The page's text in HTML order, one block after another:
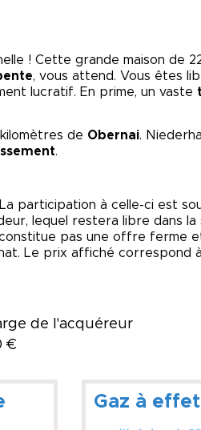
! Cette grande maison de
, vous attend. Vous êtes
lucratif. En prime, un vaste
de Obernai.
.
participation à celle-ci est
lequel restera libre dans la
pas une offre ferme et
Le prix affiché
de l'acquéreur
€
Gaz à